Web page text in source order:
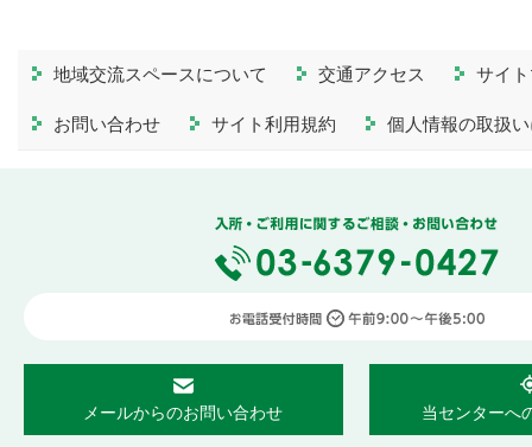
地域交流スペースについて 交通アクセス サイ
お問い合わせ サイト利用規約 個人情報の取扱
当センターへ
メールからのお問い合わせ